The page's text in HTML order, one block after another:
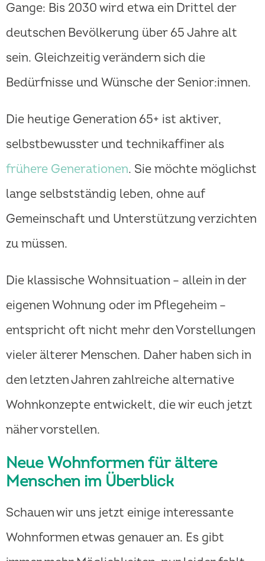
Gange: Bis 2030 wird etwa ein Drittel der
deutschen Bevölkerung über 65 Jahre alt
sein. Gleichzeitig verändern sich die
Bedürfnisse und Wünsche der Senior:innen.
Die heutige Generation 65+ ist aktiver,
selbstbewusster und technikaffiner als
frühere Generationen. Sie möchte möglichst
lange selbstständig leben, ohne auf
Gemeinschaft und Unterstützung verzichten
zu müssen.
Die klassische Wohnsituation – allein in der
eigenen Wohnung oder im Pflegeheim –
entspricht oft nicht mehr den Vorstellungen
vieler älterer Menschen. Daher haben sich in
den letzten Jahren zahlreiche alternative
Wohnkonzepte entwickelt, die wir euch jetzt
näher vorstellen.
Neue Wohnformen für ältere
Menschen im Überblick
Schauen wir uns jetzt einige interessante
Wohnformen etwas genauer an. Es gibt